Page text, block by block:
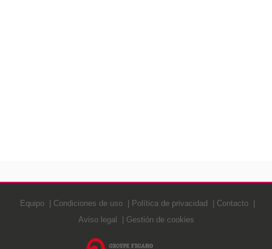
Equipo Condiciones de uso Política de privacidad
Contacto
Aviso legal
Gestión de cookies